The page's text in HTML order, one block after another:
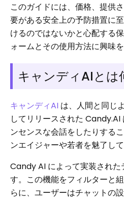
このガイドには、価格、提供
要がある安全上の予防措置に
けるのではないかと心配する
ォームとその使用方法に興味
キャンディAIとは
キャンディAI は、人間と同じ
してリリースされた
ンセンスな会話をしたりする
ンエイジャーや若者を魅了して
Candy AI によって実装された
す。この機能をフィルターと
らに、ユーザーはチャットの